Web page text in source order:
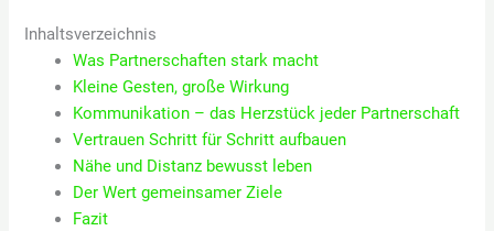
Inhaltsverzeichnis
Was Partnerschaften stark macht
Kleine Gesten, große Wirkung
Kommunikation – das Herzstück jeder Partnerschaft
Vertrauen Schritt für Schritt aufbauen
Nähe und Distanz bewusst leben
Der Wert gemeinsamer Ziele
Fazit